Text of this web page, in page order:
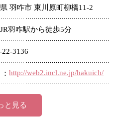
羽咋市 東川原町柳橋11-2
JR羽咋駅から徒歩5分
22-3136
http://web2.incl.ne.jp/hakuich/
と見る